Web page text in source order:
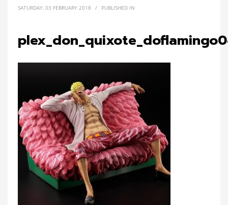
SATURDAY, 03 FEBRUARY 2018 / PUBLISHED IN